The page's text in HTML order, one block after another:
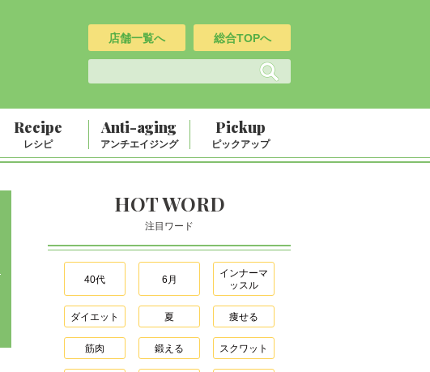
店舗一覧へ 総合TOPへ
Recipe
レシピ
Anti-aging
アンチエイジング
Pickup
ピックアップ
HOT WORD
注目ワード
40代 6月
インナーマ
ッスル
ダイエット 夏 痩せる
筋肉 鍛える スクワット